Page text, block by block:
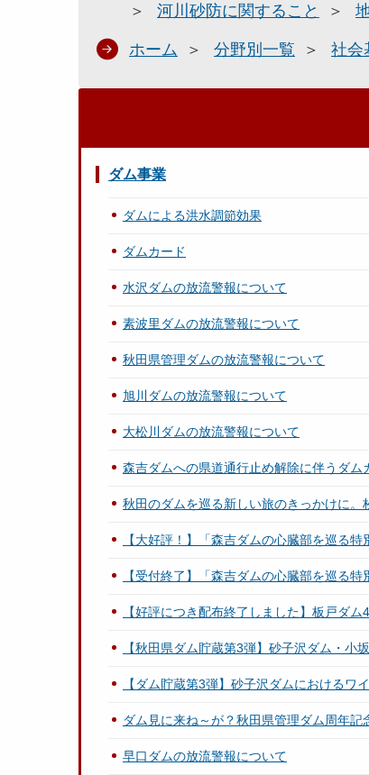
河川砂防に関すること
ホーム 分野別一覧 社会
ダム事業
ダムによる洪水調節効果
ダムカード
水沢ダムの放流警報について
素波里ダムの放流警報について
秋田県管理ダムの放流警報について
旭川ダムの放流警報について
大松川ダムの放流警報について
森吉ダムへの県道通行止め解除に伴うダム
秋田のダムを巡る新しい旅のきっかけに
【大好評！】「森吉ダムの心臓部を巡る
【受付終了】「森吉ダムの心臓部を巡る
【好評につき配布終了しました】板戸ダ
【秋田県ダム貯蔵第3弾】砂子沢ダム・小
【ダム貯蔵第3弾】砂子沢ダムにおけるワ
ダム見に来ね～が？秋田県管理ダム周年記
早口ダムの放流警報について